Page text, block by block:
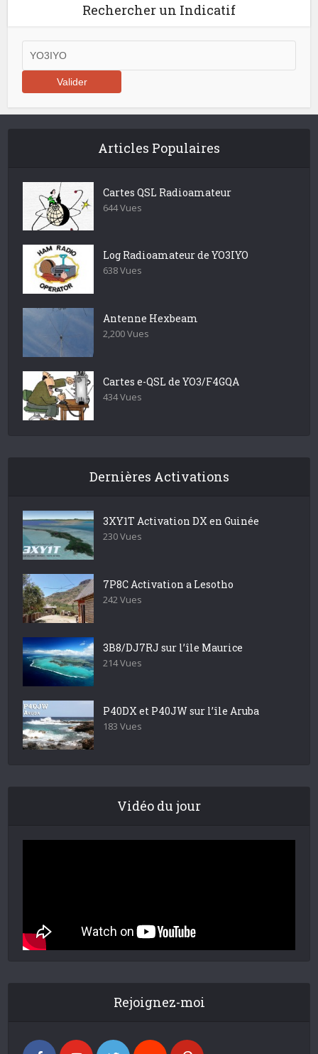
Rechercher un Indicatif
Articles Populaires
Cartes QSL Radioamateur
644 Vues
Log Radioamateur de YO3IYO
638 Vues
Antenne Hexbeam
2,200 Vues
Cartes e-QSL de YO3/F4GQA
434 Vues
Dernières Activations
3XY1T Activation DX en Guinée
230 Vues
7P8C Activation a Lesotho
242 Vues
3B8/DJ7RJ sur l’île Maurice
214 Vues
P40DX et P40JW sur l’île Aruba
183 Vues
Vidéo du jour
Rejoignez-moi